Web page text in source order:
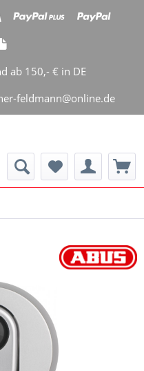
ab 150,- € in DE
feldmann@online.de